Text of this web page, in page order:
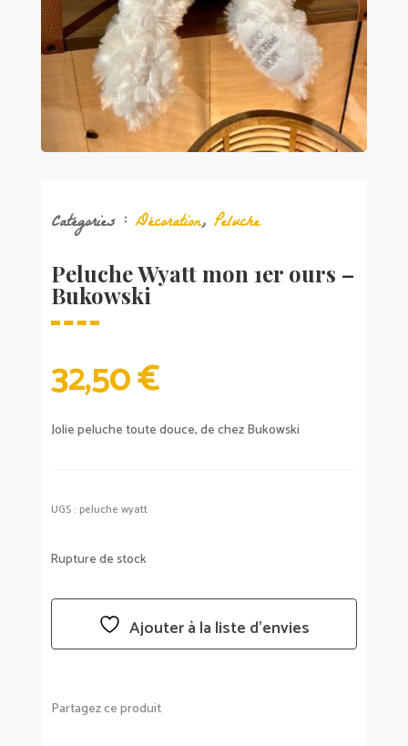
Catégories : Décoration, Peluche
Peluche Wyatt mon 1er ours –
Bukowski
32,50€
Jolie peluche toute douce, de chez Bukowski
UGS : peluche wyatt
Rupture de stock
Ajouter à la liste d’envies
Partagez ce produit